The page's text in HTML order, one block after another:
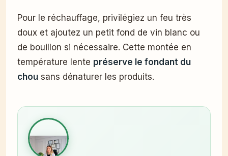
Pour le réchauffage, privilégiez un feu très
doux et ajoutez un petit fond de vin blanc ou
de bouillon si nécessaire. Cette montée en
température lente préserve le fondant du
chou sans dénaturer les produits.